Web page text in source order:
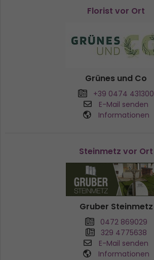
Florist vor Ort
Grünes und Co
+39 0474 431300
E-Mail senden
Informationen
Steinmetz vor Ort
Gruber Steinmetz
0472 869029
329 4775638
E-Mail senden
Informationen